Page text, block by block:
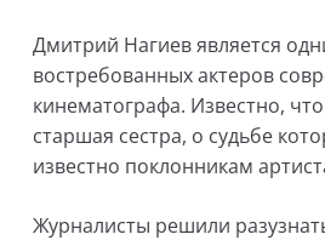
Дмитрий Нагиев является
востребованных актеров
кинематографа. Известно,
старшая сестра, о судьбе
известно поклонникам
Журналисты решили